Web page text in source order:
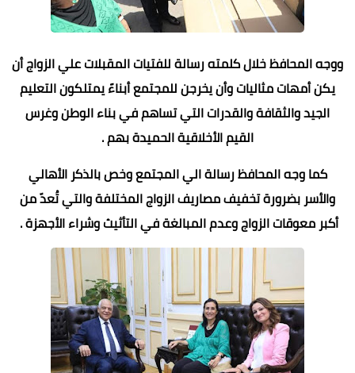
ووجه المحافظ خلال كلمته رسالة للفتيات المقبلات علي الزواج أن
يكن أمهات مثاليات وأن يخرجن للمجتمع أبناءً يمتلكون التعليم
الجيد والثقافة والقدرات التي تساهم في بناء الوطن وغرس
القيم الأخلاقية الحميدة بهم .
كما وجه المحافظ رسالة الي المجتمع وخص بالذكر الأهالي
والأسر بضرورة تخفيف مصاريف الزواج المختلفة والتي تُعدّ من
أكبر معوقات الزواج وعدم المبالغة في التأثيث وشراء الأجهزة .